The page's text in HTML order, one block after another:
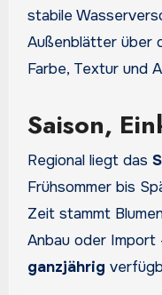
stabile
Außenblätter über
Farbe, Textur und
Saison,
Regional liegt das
Frühsommer bis
Zeit stammt
Anbau oder
ganzjährig